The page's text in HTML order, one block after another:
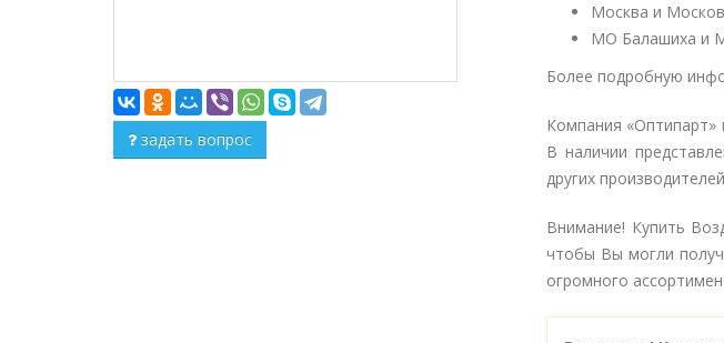
задать вопрос
Москва и
МО Балашиха и
Более подробную
Компания «Оптипарт»
В наличии
других
Внимание! Купить
чтобы Вы могли
огромного